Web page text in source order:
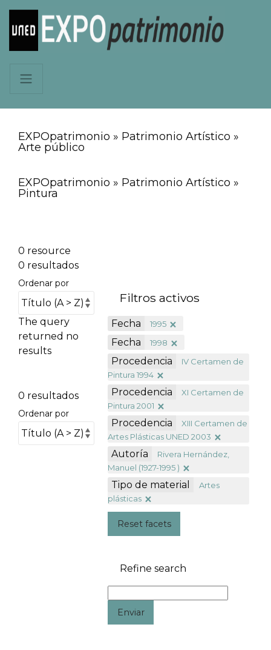
EXPOpatrimonio » Patrimonio Artístico »
Arte público
EXPOpatrimonio » Patrimonio Artístico »
Pintura
0 resource
0 resultados
Ordenar por
The query
returned no
results
0 resultados
Ordenar por
Filtros activos
Fecha 1995
Fecha 1998
Procedencia
IV Certamen de
Pintura 1994
Procedencia
XI Certamen de
Pintura 2001
Procedencia
XIII Certamen de
Artes Plásticas UNED 2003
Autoría
Rivera Hernández,
Manuel (1927-1995 )
Tipo de material
Artes
plásticas
Reset facets
Refine search
Enviar